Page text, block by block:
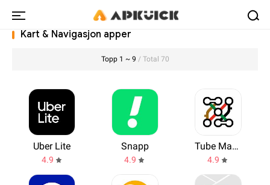
Kart & Navigasjon apper
Topp 1 ~ 9 / Total 70
Uber Lite
4.9
Snapp
4.9
Tube Map - TfL London Underground
4.9